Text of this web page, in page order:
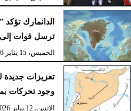
الدانمارك
ترسل قوات إلى
الخميس، 15 يناير 2026
تعزيزات
وجود تحركات
الإثنين، 12 يناير 2026